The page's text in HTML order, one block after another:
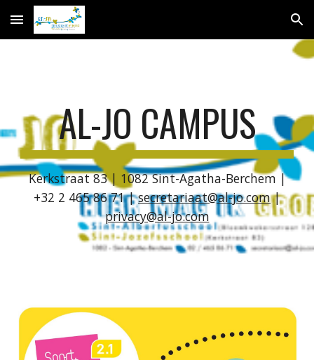
Skip to main content Skip to navigation
AL-JO CAMPUS
Kerkstraat 83 | 1082 Sint-Agatha-Berchem |
+32 2 465 86 71 |secretariaat@al-jo.com|
privacy@al-jo.com